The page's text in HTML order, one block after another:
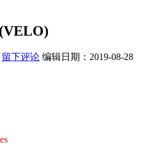
留下评论 编辑日期： 2019-08-28